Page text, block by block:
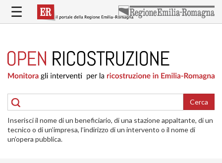
contenuto
RICOSTRUZIONE
PUBBLICA
DELLE
ABITAZIONI
RICOSTRUZIONE
ATTIVITÀ
☰
Cerca
Inserisci il nome di un beneficiario, di una stazione appaltante, di un
tecnico o di un’impresa, l’indirizzo di un intervento o il nome di
un’opera pubblica.